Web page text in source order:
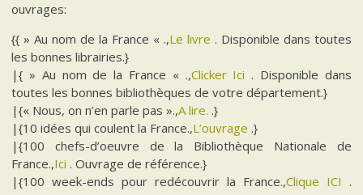
ouvrages:
{{ » Au nom de la France « .,Le livre . Disponible dans toutes
les bonnes librairies.}
|{ » Au nom de la France « .,Clicker Ici . Disponible dans
toutes les bonnes bibliothèques de votre département.}
|{« Nous, on n’en parle pas ».,A lire. .}
|{10 idées qui coulent la France.,L’ouvrage .}
|{100 chefs-d’oeuvre de la Bibliothèque Nationale de
France.,Ici . Ouvrage de référence.}
|{100 week-ends pour redécouvrir la France.,Clique ICI .